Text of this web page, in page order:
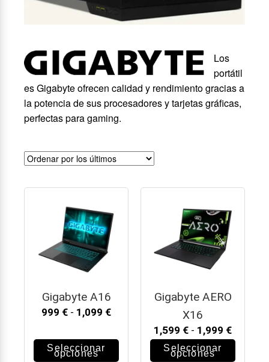
Los
portátil
es Gigabyte ofrecen calidad y rendimiento gracias a
la potencia de sus procesadores y tarjetas gráficas,
perfectas para gaming.
Gigabyte A16
999 € - 1,099 €
Seleccionar
opciones
Gigabyte AERO
X16
1,599 € - 1,999 €
Seleccionar
opciones